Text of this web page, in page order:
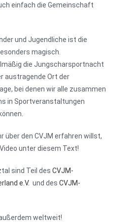
einfach die Gemeinschaft
und Jugendliche ist die
magisch.
die Jungscharsportnacht
austragende Ort der
bei denen wir alle zusammen
in Sportveranstaltungen
über den CVJM erfahren willst,
unter diesem Text!
sind Teil des CVJM-
e.V. und des CVJM-
weltweit!